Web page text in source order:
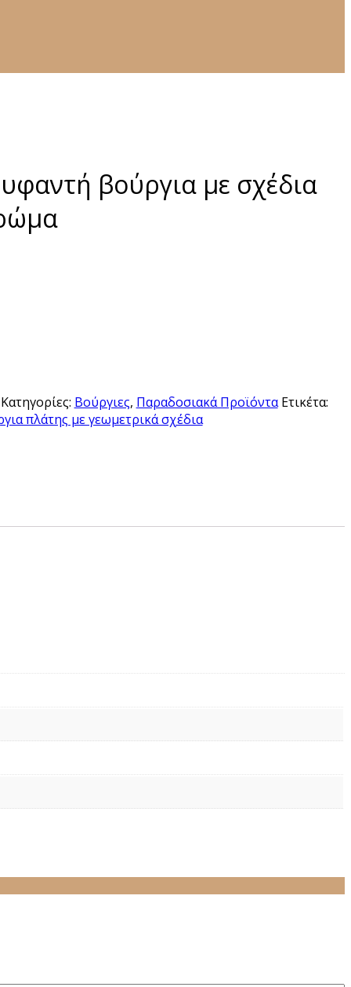
βούργια με σχέδια
Κατηγορίες: Βούργιες, Παραδοσιακά Προϊόντα Ετικέτα:
πλάτης με γεωμετρικά σχέδια